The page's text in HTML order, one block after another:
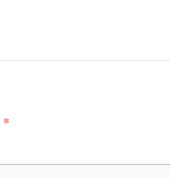
*